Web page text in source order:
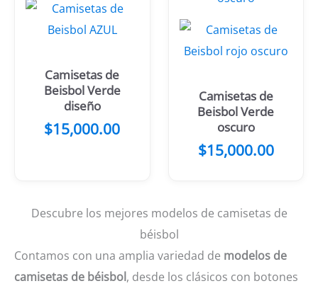
Camisetas de
Beisbol Verde
diseño
$15,000.00
Camisetas de
Beisbol Verde
oscuro
$15,000.00
Descubre los mejores modelos de camisetas de
béisbol
Contamos con una amplia variedad de modelos de
camisetas de béisbol, desde los clásicos con botones